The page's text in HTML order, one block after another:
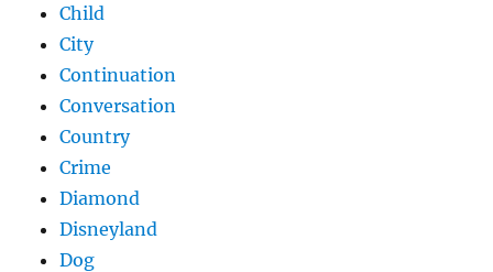
Child
City
Continuation
Conversation
Country
Crime
Diamond
Disneyland
Dog